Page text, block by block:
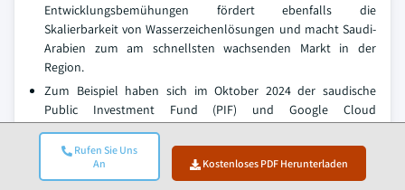
Rufen Sie Uns
An
Kostenloses PDF Herunterladen
Entwicklungsbemühungen fördert ebenfalls die
Skalierbarkeit von Wasserzeichenlösungen und macht Saudi-
Arabien zum am schnellsten wachsenden Markt in der
Region.
Zum Beispiel haben sich im Oktober 2024 der saudische
Public Investment Fund (PIF) und Google Cloud
zusammengeschlossen, um einen Hotspot für AI in und um
Dammam zu schaffen. Der Hub wird die Cloud-Infrastruktur,
generative AI-Modelle und AI-Tools unterstützen, die die
Grundlage für Wasserzeichen- und Verifizierungstechnologien